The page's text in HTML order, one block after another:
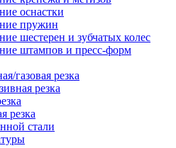
оснастки
пружин
шестерен и зубчатых колес
штампов и пресс-форм
газовая резка
резка
резка
стали